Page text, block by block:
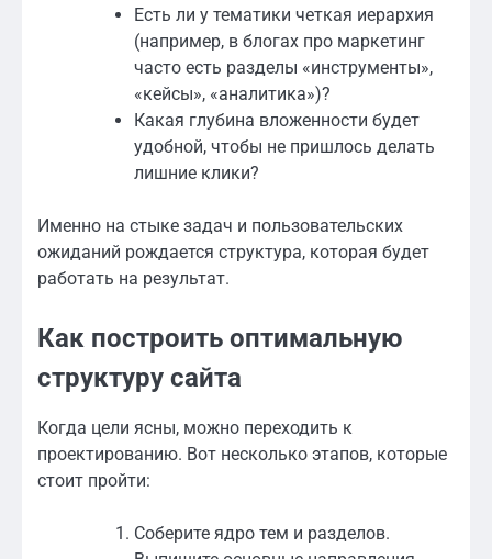
Есть ли у тематики четкая иерархия
(например, в блогах про маркетинг
часто есть разделы «инструменты»,
«кейсы», «аналитика»)?
Какая глубина вложенности будет
удобной, чтобы не пришлось делать
лишние клики?
Именно на стыке задач и пользовательских
ожиданий рождается структура, которая будет
работать на результат.
Как построить оптимальную
структуру сайта
Когда цели ясны, можно переходить к
проектированию. Вот несколько этапов, которые
стоит пройти:
Соберите ядро тем и разделов.